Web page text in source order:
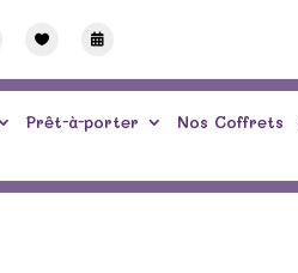
 
Prêt-à-porter Nos Coffrets